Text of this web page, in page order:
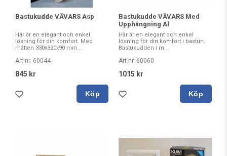
Bastukudde VÄVARS Asp
Här är en elegant och enkel
lösning för din komfort. Med
måtten 330x320x90 mm...
Art nr. 60044
845 kr
Köp
Bastukudde VÄVARS Med
Upphängning Al
Här är en elegant och enkel
lösning för din komfort i bastun.
Bastukudden i m...
Art nr. 60060
1015 kr
Köp